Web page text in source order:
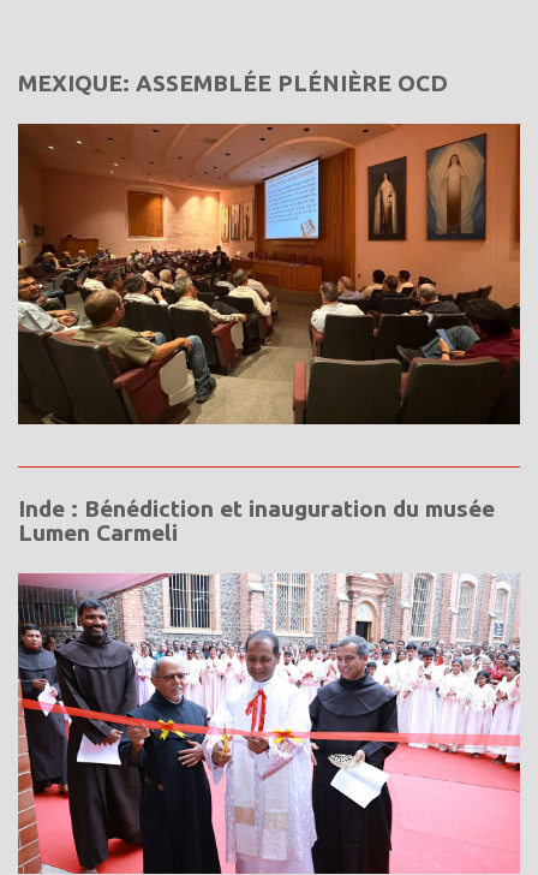
MEXIQUE: ASSEMBLÉE PLÉNIÈRE OCD
Inde : Bénédiction et inauguration du musée
Lumen Carmeli